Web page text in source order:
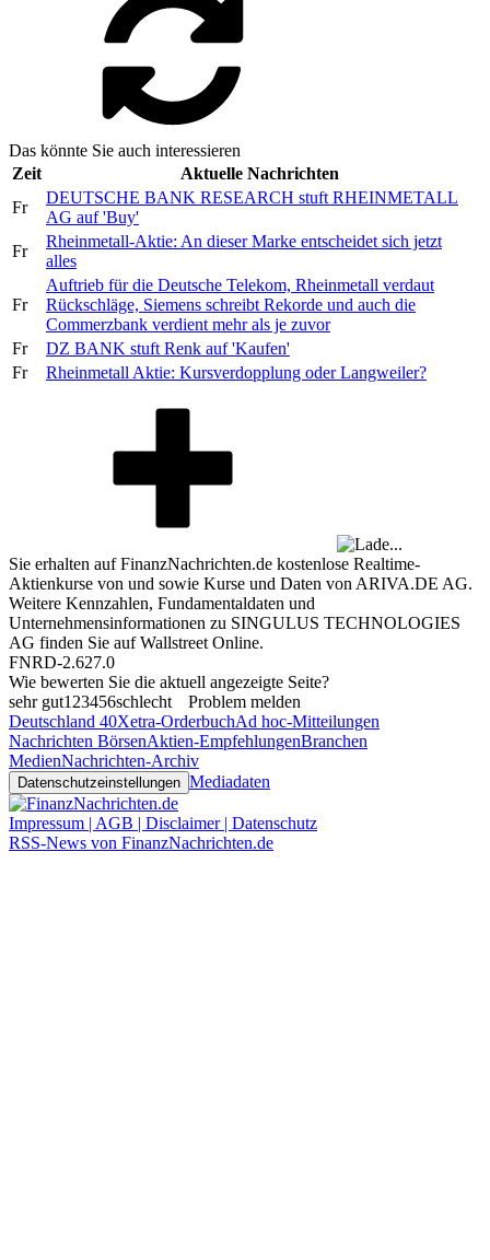
Das könnte Sie auch interessieren
Zeit
Aktuelle Nachrichten
Fr
DEUTSCHE BANK RESEARCH stuft RHEINMETALL
AG auf 'Buy'
Fr
Rheinmetall-Aktie: An dieser Marke entscheidet sich jetzt
alles
Fr
Auftrieb für die Deutsche Telekom, Rheinmetall verdaut
Rückschläge, Siemens schreibt Rekorde und auch die
Commerzbank verdient mehr als je zuvor
Fr
DZ BANK stuft Renk auf 'Kaufen'
Fr
Rheinmetall Aktie: Kursverdopplung oder Langweiler?
Sie erhalten auf FinanzNachrichten.de kostenlose Realtime-
Aktienkurse von und sowie Kurse und Daten von ARIVA.DE AG.
Weitere Kennzahlen, Fundamentaldaten und
Unternehmensinformationen zu SINGULUS TECHNOLOGIES
AG finden Sie aufWallstreet Online.
FNRD-2.627.0
Wie bewerten Sie die aktuell angezeigte Seite?
sehr gut1 23456schlecht
Problem melden
Deutschland 40Xetra-OrderbuchAd hoc-Mitteilungen
Nachrichten BörsenAktien-EmpfehlungenBranchen
MedienNachrichten-Archiv
Datenschutzeinstellungen Mediadaten
Impressum | AGB | Disclaimer | Datenschutz
RSS-News von FinanzNachrichten.de